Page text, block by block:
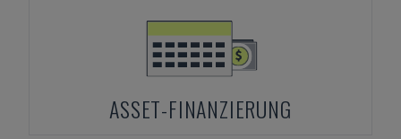
ASSET-FINANZIERUNG